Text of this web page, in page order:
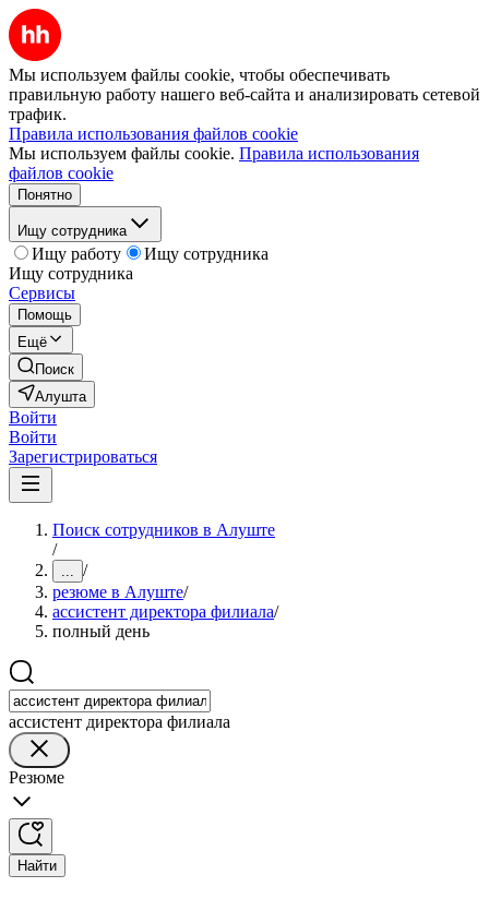
Мы используем файлы cookie, чтобы обеспечивать
правильную работу нашего веб-сайта и анализировать сетевой
трафик.
Правила использования файлов cookie
Мы используем файлы cookie. Правила использования
файлов cookie
Понятно
Ищу сотрудника
Ищу работу
Ищу сотрудника
Ищу сотрудника
Сервисы
Помощь
Ещё
Поиск
Алушта
Войти
Войти
Зарегистрироваться
Поиск сотрудников в Алуште
/
... /
резюме в Алуште/
ассистент директора филиала/
полный день
ассистент директора филиала
Резюме
Найти